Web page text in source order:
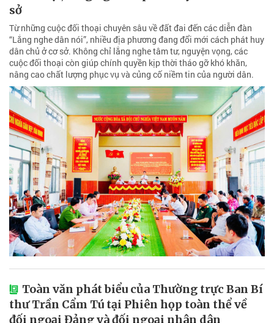
sở
Từ những cuộc đối thoại chuyên sâu về đất đai đến các diễn đàn
“Lắng nghe dân nói”, nhiều địa phương đang đổi mới cách phát huy
dân chủ ở cơ sở. Không chỉ lắng nghe tâm tư, nguyện vọng, các
cuộc đối thoại còn giúp chính quyền kịp thời tháo gỡ khó khăn,
nâng cao chất lượng phục vụ và củng cố niềm tin của người dân.
Toàn văn phát biểu của Thường trực Ban Bí
thư Trần Cẩm Tú tại Phiên họp toàn thể về
đối ngoại Đảng và đối ngoại nhân dân